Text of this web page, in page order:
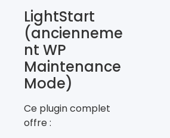
LightStart
(ancienneme
nt WP
Maintenance
Mode)
Ce plugin complet
offre :